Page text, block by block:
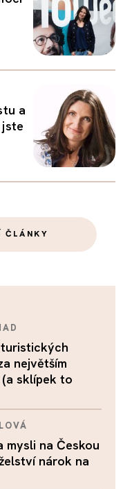
a
jste
ČLÁNKY
největším
sklípek to
mysli na Českou
nárok na